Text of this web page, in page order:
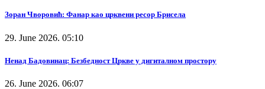
Зоран Чворовић: Фанар као црквени ресор Брисела
29. June 2026. 05:10
Ненад Бадовинац: Безбедност Цркве у дигиталном простору
26. June 2026. 06:07